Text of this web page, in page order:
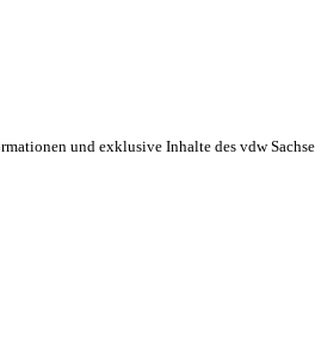
und exklusive Inhalte des vdw